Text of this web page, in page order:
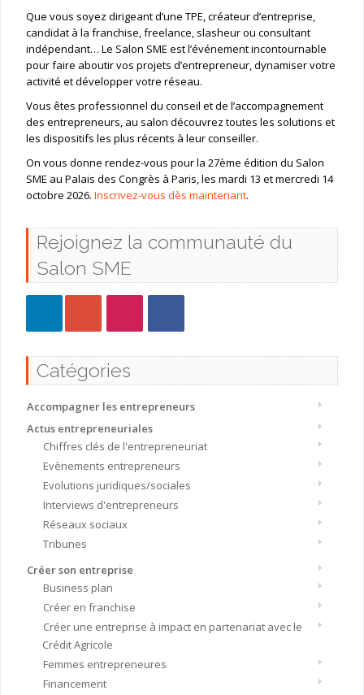
Que vous soyez dirigeant d’une TPE, créateur d’entreprise,
candidat à la franchise, freelance, slasheur ou consultant
indépendant… Le Salon SME est l’événement incontournable
pour faire aboutir vos projets d’entrepreneur, dynamiser votre
activité et développer votre réseau.
Vous êtes professionnel du conseil et de l’accompagnement
des entrepreneurs, au salon découvrez toutes les solutions et
les dispositifs les plus récents à leur conseiller.
On vous donne rendez-vous pour la 27ème édition du Salon
SME au Palais des Congrès à Paris, les mardi 13 et mercredi 14
octobre 2026. Inscrivez-vous dès maintenant.
Rejoignez la communauté du
Salon SME
Catégories
Accompagner les entrepreneurs
Actus entrepreneuriales
Chiffres clés de l'entrepreneuriat
Evènements entrepreneurs
Evolutions juridiques/sociales
Interviews d'entrepreneurs
Réseaux sociaux
Tribunes
Créer son entreprise
Business plan
Créer en franchise
Créer une entreprise à impact en partenariat avec le
Crédit Agricole
Femmes entrepreneures
Financement